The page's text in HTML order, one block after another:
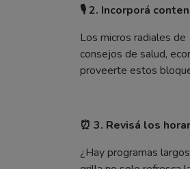
🎙️ 2. Incorporá
Los micros radiales
consejos de salud,
proveerte estos
⏰ 3. Revisá los
¿Hay programas